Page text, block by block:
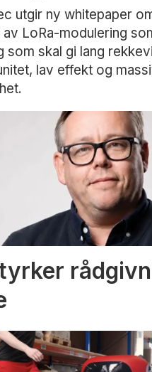
utgir ny whitepaper
LoRa-modulering
som skal gi lang
lav effekt og